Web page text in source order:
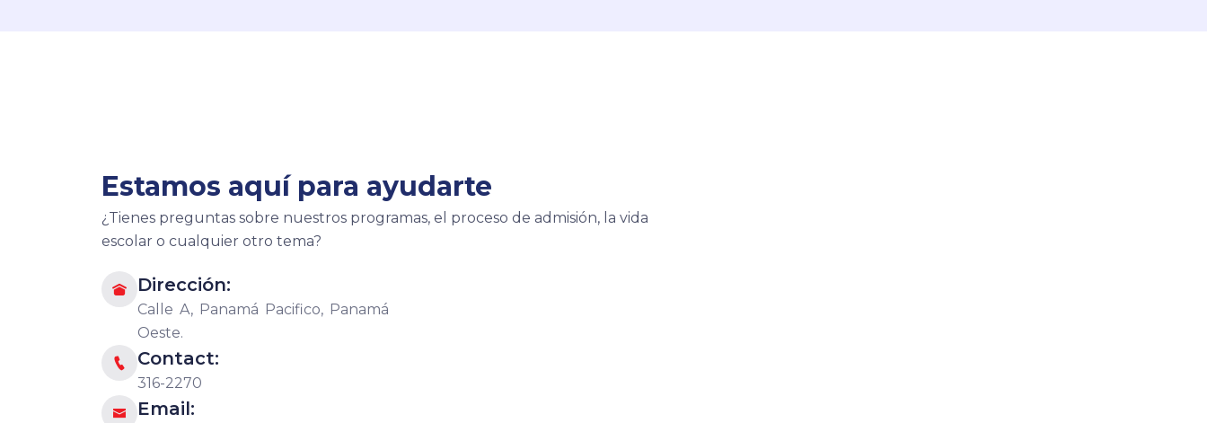
Estamos aquí para ayudarte
¿Tienes preguntas sobre nuestros programas, el proceso de admisión, la vida
escolar o cualquier otro tema?
 Dirección:
Calle A, Panamá Pacifico, Panamá
Oeste.
 Contact:
316-2270
 Email: